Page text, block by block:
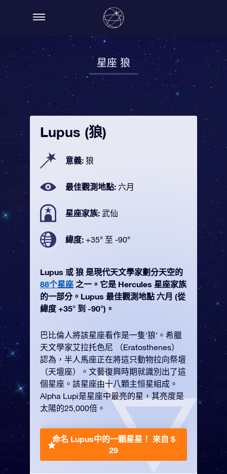
星座 狼
Lupus (狼)
意義: 狼
最佳觀測地點: 六月
星座家族: 武仙
緯度: +35° 至 -90°
Lupus 或 狼 是現代天文學家劃分天空的
88个星座 之一。它是 Hercules 星座家族
的一部分。Lupus 最佳觀測地點 六月 (從
緯度 +35° 到 -90°)。
巴比倫人將該星座看作是一隻‘狼’。希臘
天文學家艾拉托色尼 （Eratosthenes）
認為，半人馬座正在將這只動物拉向祭壇
（天壇座）。文藝復興時期就識別出了這
個星座。該星座由十八顆主恒星組成。
Alpha Lupi是星座中最亮的星，其亮度是
太陽的25,000倍。
命名 Lupus中的一顆星星！ 來自 $
29